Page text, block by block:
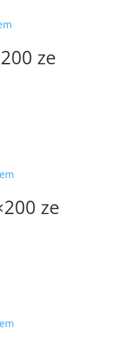
ze
ze